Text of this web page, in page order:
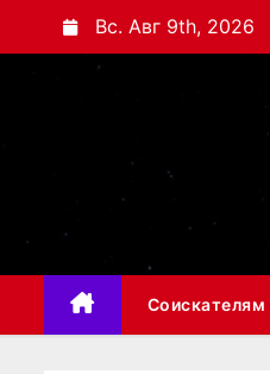
е
с
Вс. Авг 9th, 2026
Соискателям